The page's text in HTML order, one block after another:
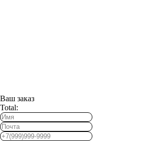
Ваш заказ
Total: